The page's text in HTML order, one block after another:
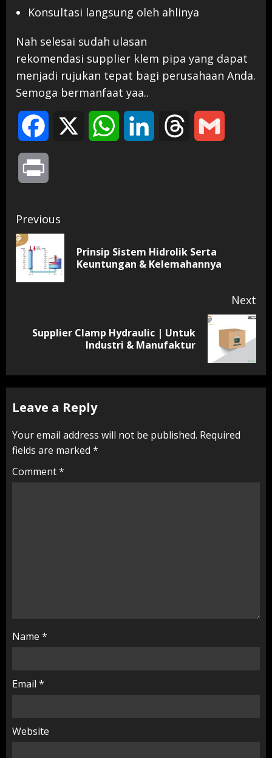
Konsultasi langsung oleh ahlinya
Nah selesai sudah ulasan
rekomendasi supplier klem pipa yang dapat
menjadi rujukan tepat bagi perusahaan Anda.
Semoga bermanfaat yaa..
Facebook WhatsAppLinkedIn Threads
Continue
Reading
Previous
Prinsip Sistem Hidrolik Serta
Keuntungan & Kelemahannya
Next
NextSupplier Clamp Hydraulic | Untuk
Industri & Manufaktur
Leave a Reply
Your email address will not be published. Required
fields are marked *
Comment*
Name *
Email *
Website